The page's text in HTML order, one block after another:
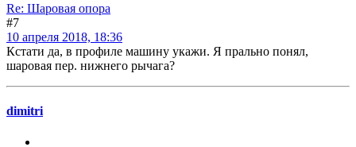
Re: Шаровая опора
#7
10 апреля 2018, 18:36
Кстати да, в профиле машину укажи. Я прально понял,
шаровая пер. нижнего рычага?
dimitri